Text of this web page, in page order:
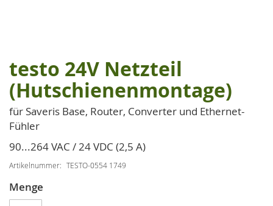
Zum
Anfang
der
Bildgalerie
springen
testo 24V Netzteil
(Hutschienenmontage)
für Saveris Base, Router, Converter und Ethernet-
Fühler
90...264 VAC / 24 VDC (2,5 A)
Artikelnummer TESTO-0554 1749
Menge